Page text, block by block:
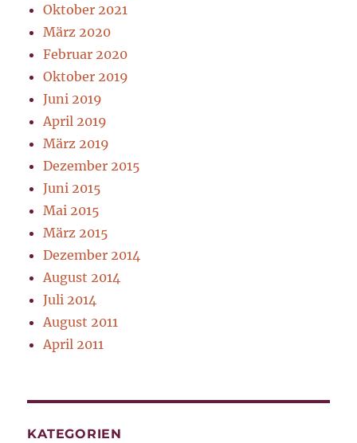
Oktober 2021
März 2020
Februar 2020
Oktober 2019
Juni 2019
April 2019
März 2019
Dezember 2015
Juni 2015
Mai 2015
März 2015
Dezember 2014
August 2014
Juli 2014
August 2011
April 2011
KATEGORIEN